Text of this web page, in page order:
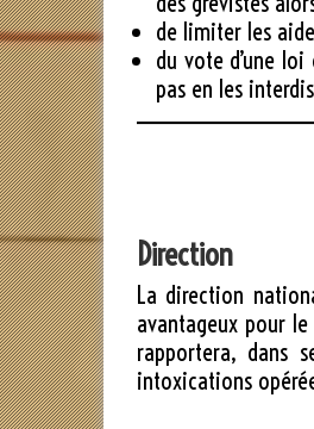
de limiter les
du vote d’une
pas en les
Direction
La direction
avantageux pour
rapportera, dans
intoxications